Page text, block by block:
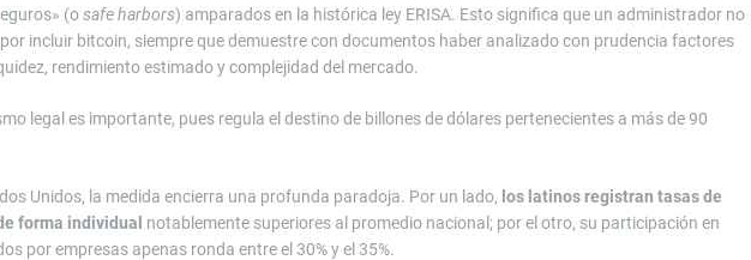
(osafe harbors) amparados en la histórica ley ERISA. Esto significa que un administrador no
incluir bitcoin, siempre que demuestre con documentos haber analizado con prudencia factores
rendimiento estimado y complejidad del mercado.
legal es importante, pues regula el destino de billones de dólares pertenecientes a más de 90
Unidos, la medida encierra una profunda paradoja. Por un lado, los latinos registran tasas de
forma individual notablemente superiores al promedio nacional; por el otro, su participación en
por empresas apenas ronda entre el 30% y el 35%.